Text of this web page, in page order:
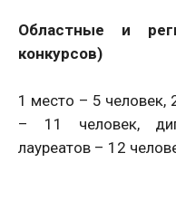
Областные и
конкурсов)
1 место – 5 человек,
– 11 человек,
лауреатов – 12